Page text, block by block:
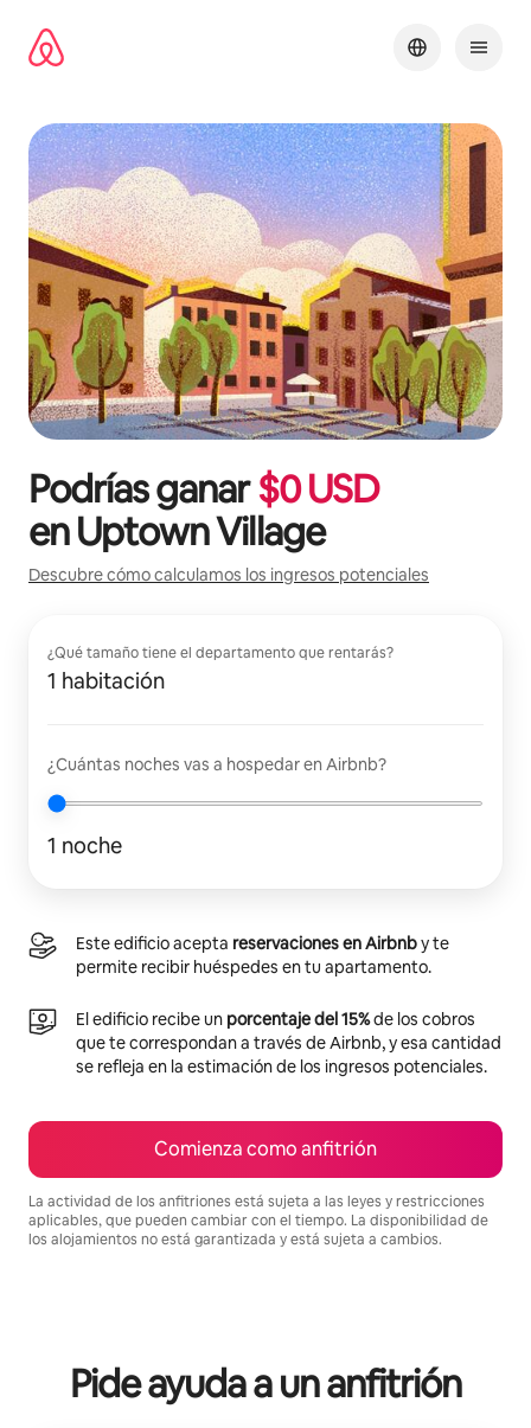
contenido
Podrías ganar$0USD
enUptown Village
Descubre cómo calculamos los ingresos potenciales
¿Qué tamaño tiene el departamento que rentarás?
1 habitación
¿Cuántas noches vas a hospedar en Airbnb?
1 noche
Este edificio acepta reservaciones en Airbnby te
permite recibir huéspedes en tu apartamento.
El edificio recibe un porcentaje del 15%de los cobros
que te correspondan a través de Airbnb, y esa cantidad
se refleja en la estimación de los ingresos potenciales.
Comienza como anfitrión
La actividad de los anfitriones está sujeta a las leyes y restricciones
aplicables, que pueden cambiar con el tiempo. La disponibilidad de
los alojamientos no está garantizada y está sujeta a cambios.
Pide ayuda a un anfitrión